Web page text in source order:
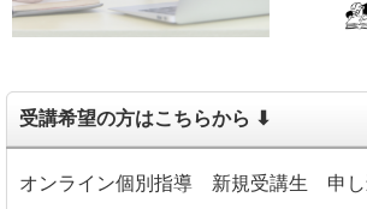
受講希望の方はこちらから ⬇
オンライン個別指導 新規受講生 申し